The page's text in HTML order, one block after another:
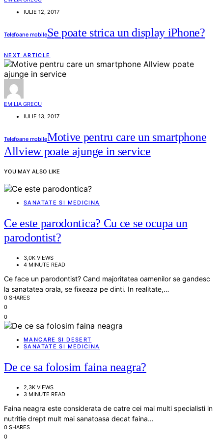
IULIE 12, 2017
Telefoane mobileSe poate strica un display iPhone?
NEXT ARTICLE
EMILIA GRECU
IULIE 13, 2017
Telefoane mobileMotive pentru care un smartphone
Allview poate ajunge in service
YOU MAY ALSO LIKE
SANATATE SI MEDICINA
Ce este parodontica? Cu ce se ocupa un
parodontist?
3,0K VIEWS
4 MINUTE READ
Ce face un parodontist? Cand majoritatea oamenilor se gandesc
la sanatatea orala, se fixeaza pe dinti. In realitate,…
0 SHARES
0
0
MANCARE SI DESERT
SANATATE SI MEDICINA
De ce sa folosim faina neagra?
2,3K VIEWS
3 MINUTE READ
Faina neagra este considerata de catre cei mai multi specialisti in
nutritie drept mult mai sanatoasa decat faina…
0 SHARES
0